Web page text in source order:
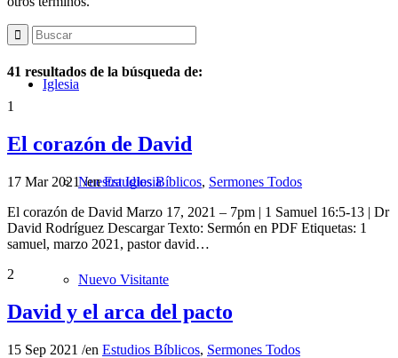
Iglesia
Nuestra Iglesia
Nuevo Visitante
41 resultados de la búsqueda de:
1
El corazón de David
17 Mar 2021/enEstudios Bíblicos, Sermones Todos
El corazón de David Marzo 17, 2021 – 7pm | 1 Samuel 16:5-13 | Dr
David Rodríguez Descargar Texto: Sermón en PDF Etiquetas: 1
samuel, marzo 2021, pastor david…
2
David y el arca del pacto
15 Sep 2021 /en Estudios Bíblicos, Sermones Todos